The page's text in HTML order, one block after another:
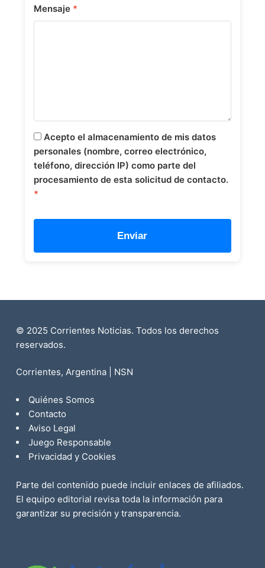
Mensaje *
Acepto el almacenamiento de mis datos
personales (nombre, correo electrónico,
teléfono, dirección IP) como parte del
procesamiento de esta solicitud de contacto.
*
Enviar
© 2025 Corrientes Noticias. Todos los derechos
reservados.
Corrientes, Argentina | NSN
Quiénes Somos
Contacto
Aviso Legal
Juego Responsable
Privacidad y Cookies
Parte del contenido puede incluir enlaces de afiliados.
El equipo editorial revisa toda la información para
garantizar su precisión y transparencia.